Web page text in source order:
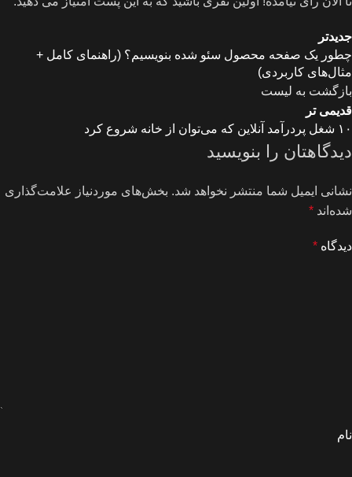
جدیدتر
چطور یک صفحه محصول سئو شده بنویسیم؟ (راهنمای کامل +
مثال‌های کاربردی)
بازگشت به لیست
قدیمی تر
۱۰ شغل پردرآمد آنلاین که می‌توان از خانه شروع کرد
دیدگاهتان را بنویسید
نشانی ایمیل شما منتشر نخواهد شد. بخش‌های موردنیاز علامت‌گذاری
شده‌اند *
دیدگاه *
نام